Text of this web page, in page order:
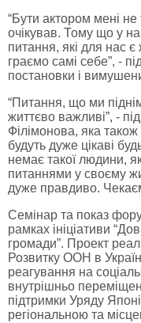
“Бути актором мені не
очікував. Тому що у
питання, які для нас
граємо самі себе”, -
постановки і
“Питання, що ми
життєво важливі”, -
Філімонова, яка також
будуть дуже цікаві
немає такої людини,
питаннями у своєму
дуже правдиво.
Семінар та показ
рамках ініціативи
громади”. Проект
Розвитку ООН в
реагування на
внутрішньо
підтримки Уряду
регіональною та